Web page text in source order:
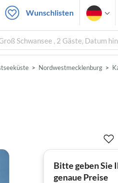
Wunschlisten
Schwansee , 2 Gäste, Datum
Nordwestmecklenburg
Bitte geben Sie
genaue Preise